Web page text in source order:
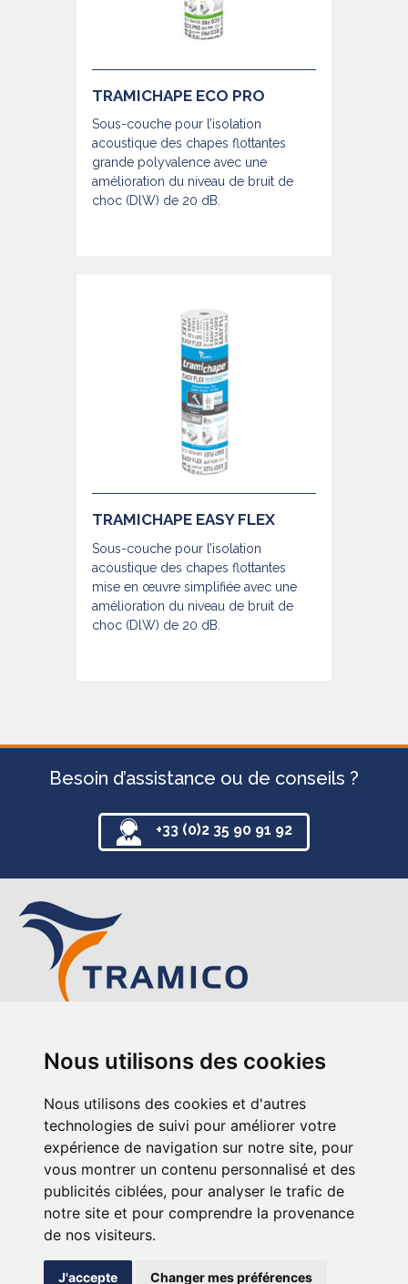
Nous utilisons des cookies
Nous utilisons des cookies et d'autres
technologies de suivi pour améliorer votre
expérience de navigation sur notre site, pour
vous montrer un contenu personnalisé et des
publicités ciblées, pour analyser le trafic de
notre site et pour comprendre la provenance
de nos visiteurs.
J'accepte Changer mes préférences
TRAMICHAPE ECO PRO
Sous-couche pour l’isolation
acoustique des chapes flottantes
grande polyvalence avec une
amélioration du niveau de bruit de
choc (DlW) de 20 dB.
TRAMICHAPE EASY FLEX
Sous-couche pour l’isolation
acoustique des chapes flottantes
mise en œuvre simplifiée avec une
amélioration du niveau de bruit de
choc (DlW) de 20 dB.
Besoin d’assistance ou de conseils ?
+33 (0)2 35 90 91 92
12-14 avenue de l’Europe
+33 (0)2 35 90 91 92
A propos de Tramico